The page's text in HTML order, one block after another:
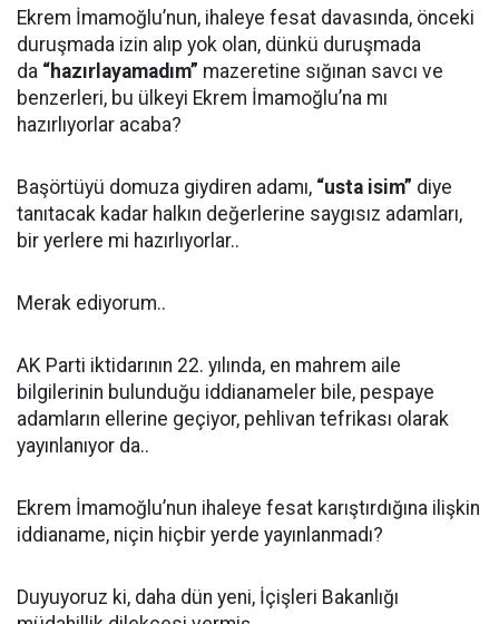
Ekrem İmamoğlu’nun, ihaleye fesat davasında, önceki
duruşmada izin alıp yok olan, dünkü duruşmada
da “hazırlayamadım” mazeretine sığınan savcı ve
benzerleri, bu ülkeyi Ekrem İmamoğlu’na mı
hazırlıyorlar acaba?
Başörtüyü domuza giydiren adamı, “usta isim” diye
tanıtacak kadar halkın değerlerine saygısız adamları,
bir yerlere mi hazırlıyorlar..
Merak ediyorum..
AK Parti iktidarının 22. yılında, en mahrem aile
bilgilerinin bulunduğu iddianameler bile, pespaye
adamların ellerine geçiyor, pehlivan tefrikası olarak
yayınlanıyor da..
Ekrem İmamoğlu’nun ihaleye fesat karıştırdığına ilişkin
iddianame, niçin hiçbir yerde yayınlanmadı?
Duyuyoruz ki, daha dün yeni, İçişleri Bakanlığı